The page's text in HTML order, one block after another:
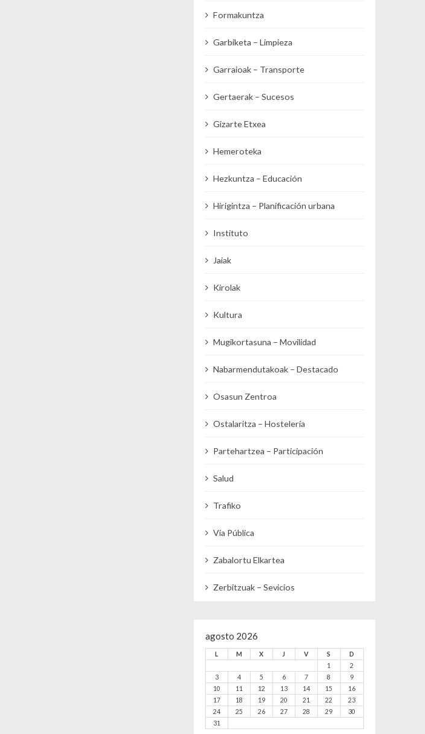
Formakuntza
Garbiketa – Limpieza
Garraioak – Transporte
Gertaerak – Sucesos
Gizarte Etxea
Hemeroteka
Hezkuntza – Educación
Hirigintza – Planificación urbana
Instituto
Jaiak
Kirolak
Kultura
Mugikortasuna – Movilidad
Nabarmendutakoak – Destacado
Osasun Zentroa
Ostalaritza – Hostelería
Partehartzea – Participación
Salud
Trafiko
Vía Pública
Zabalortu Elkartea
Zerbitzuak – Sevicios
agosto 2026
L M X J V S
D
1
2
3
4 5 6 7 8
9
10
11 12 13 14 15
16
17
18 19 20 21 22
23
24
25 26 27 28 29
30
31